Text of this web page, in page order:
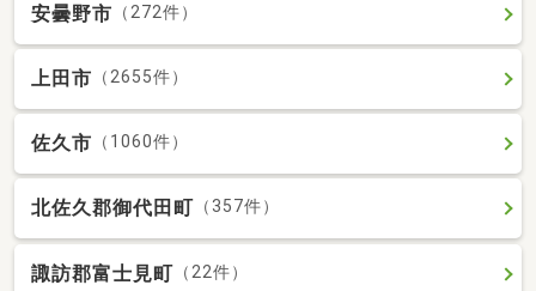
安曇野市 （272件）
上田市 （2655件）
佐久市 （1060件）
北佐久郡御代田町 （357件）
諏訪郡富士見町 （22件）